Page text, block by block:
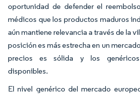
oportunidad de defender el
médicos que los productos maduros
aún mantiene relevancia a través de la
posición es más estrecha en un
precios es sólida y los genéricos
disponibles.
El nivel genérico del mercado